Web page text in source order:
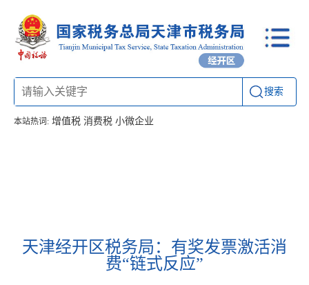
搜索
本站热词: 增值税 消费税 小微企业
天津经开区税务局：有奖发票激活消
费“链式反应”